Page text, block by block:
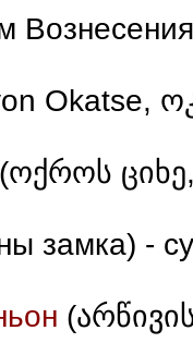
Okatse,
(ოქროს
замка) -